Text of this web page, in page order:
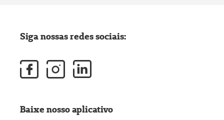
Siga nossas redes sociais:
Baixe nosso aplicativo